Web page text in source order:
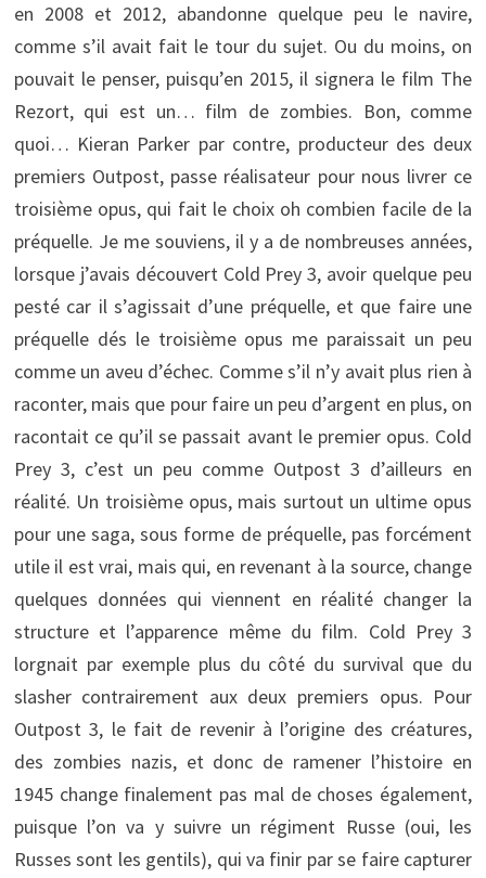
en 2008 et 2012, abandonne quelque peu le navire,
comme s’il avait fait le tour du sujet. Ou du moins, on
pouvait le penser, puisqu’en 2015, il signera le film The
Rezort, qui est un… film de zombies. Bon, comme
quoi… Kieran Parker par contre, producteur des deux
premiers Outpost, passe réalisateur pour nous livrer ce
troisième opus, qui fait le choix oh combien facile de la
préquelle. Je me souviens, il y a de nombreuses années,
lorsque j’avais découvert Cold Prey 3, avoir quelque peu
pesté car il s’agissait d’une préquelle, et que faire une
préquelle dés le troisième opus me paraissait un peu
comme un aveu d’échec. Comme s’il n’y avait plus rien à
raconter, mais que pour faire un peu d’argent en plus, on
racontait ce qu’il se passait avant le premier opus. Cold
Prey 3, c’est un peu comme Outpost 3 d’ailleurs en
réalité. Un troisième opus, mais surtout un ultime opus
pour une saga, sous forme de préquelle, pas forcément
utile il est vrai, mais qui, en revenant à la source, change
quelques données qui viennent en réalité changer la
structure et l’apparence même du film. Cold Prey 3
lorgnait par exemple plus du côté du survival que du
slasher contrairement aux deux premiers opus. Pour
Outpost 3, le fait de revenir à l’origine des créatures,
des zombies nazis, et donc de ramener l’histoire en
1945 change finalement pas mal de choses également,
puisque l’on va y suivre un régiment Russe (oui, les
Russes sont les gentils), qui va finir par se faire capturer